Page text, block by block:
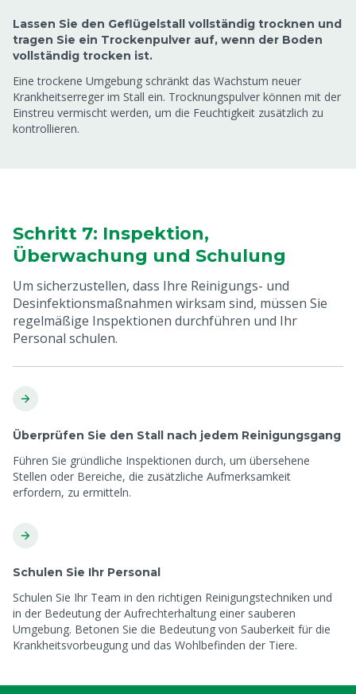
Lassen Sie den Geflügelstall vollständig trocknen und
tragen Sie ein Trockenpulver auf, wenn der Boden
vollständig trocken ist.
Eine trockene Umgebung schränkt das Wachstum neuer
Krankheitserreger im Stall ein. Trocknungspulver können mit der
Einstreu vermischt werden, um die Feuchtigkeit zusätzlich zu
kontrollieren.
Schritt 7: Inspektion,
Überwachung und Schulung
Um sicherzustellen, dass Ihre Reinigungs- und
Desinfektionsmaßnahmen wirksam sind, müssen Sie
regelmäßige Inspektionen durchführen und Ihr
Personal schulen.
Überprüfen Sie den Stall nach jedem Reinigungsgang
Führen Sie gründliche Inspektionen durch, um übersehene
Stellen oder Bereiche, die zusätzliche Aufmerksamkeit
erfordern, zu ermitteln.
Schulen Sie Ihr Personal
Schulen Sie Ihr Team in den richtigen Reinigungstechniken und
in der Bedeutung der Aufrechterhaltung einer sauberen
Umgebung. Betonen Sie die Bedeutung von Sauberkeit für die
Krankheitsvorbeugung und das Wohlbefinden der Tiere.